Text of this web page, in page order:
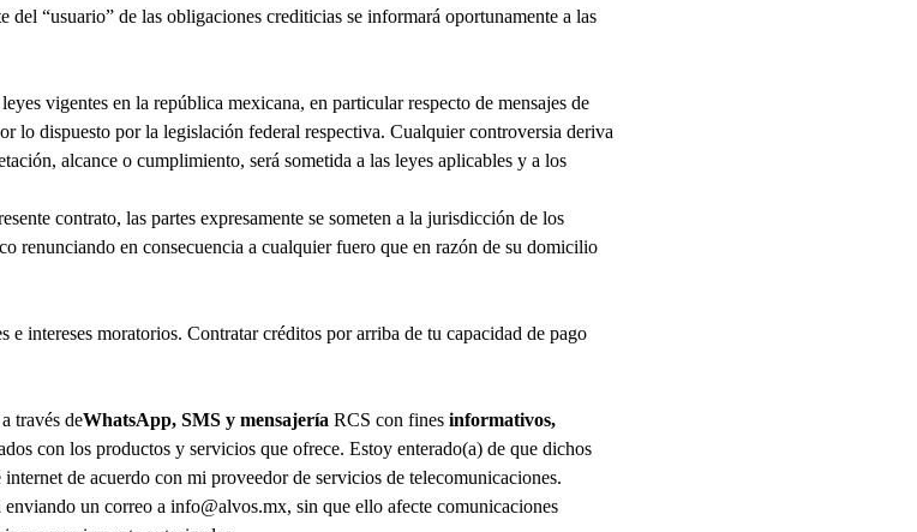
“usuario” de las obligaciones crediticias se informará oportunamente a las
vigentes en la república mexicana, en particular respecto de mensajes de
lo dispuesto por la legislación federal respectiva. Cualquier controversia deriva
alcance o cumplimiento, será sometida a las leyes aplicables y a los
contrato, las partes expresamente se someten a la jurisdicción de los
renunciando en consecuencia a cualquier fuero que en razón de su domicilio
intereses moratorios. Contratar créditos por arriba de tu capacidad de pago
través deWhatsApp, SMS y mensajería RCS con fines informativos,
con los productos y servicios que ofrece. Estoy enterado(a) de que dichos
de acuerdo con mi proveedor de servicios de telecomunicaciones.
un correo a info@alvos.mx, sin que ello afecte comunicaciones